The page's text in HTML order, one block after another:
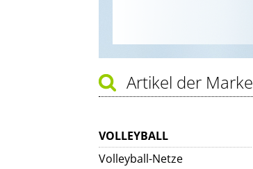
Artikel der Marke
VOLLEYBALL
Volleyball-Netze